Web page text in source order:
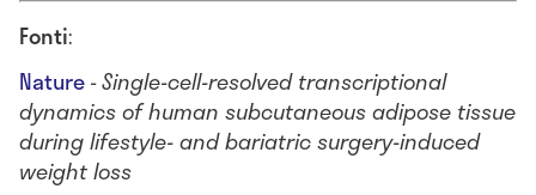
Fonti:
Nature-Single-cell-resolved transcriptional
dynamics of human subcutaneous adipose tissue
during lifestyle- and bariatric surgery-induced
weight loss